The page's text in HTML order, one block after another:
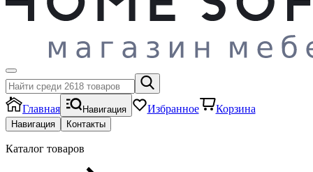
Главная Навигация Избранное Корзина
Навигация Контакты
Каталог товаров